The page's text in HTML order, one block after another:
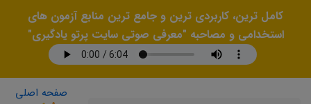
کامل ترین، کاربردی ترین و جامع ترین منابع آزمون های
استخدامی و مصاحبه "معرفی صوتی سایت پرتو یادگیری"
صفحه اصلی